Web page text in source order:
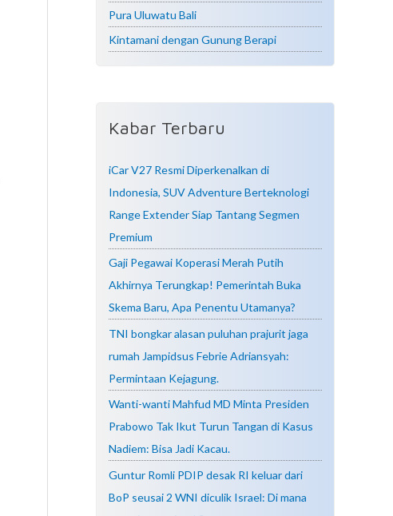
Pura Uluwatu Bali
Kintamani dengan Gunung Berapi
Kabar Terbaru
iCar V27 Resmi Diperkenalkan di
Indonesia, SUV Adventure Berteknologi
Range Extender Siap Tantang Segmen
Premium
Gaji Pegawai Koperasi Merah Putih
Akhirnya Terungkap! Pemerintah Buka
Skema Baru, Apa Penentu Utamanya?
TNI bongkar alasan puluhan prajurit jaga
rumah Jampidsus Febrie Adriansyah:
Permintaan Kejagung.
Wanti-wanti Mahfud MD Minta Presiden
Prabowo Tak Ikut Turun Tangan di Kasus
Nadiem: Bisa Jadi Kacau.
Guntur Romli PDIP desak RI keluar dari
BoP seusai 2 WNI diculik Israel: Di mana